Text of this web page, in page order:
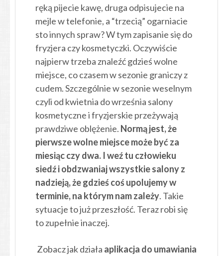
ręką pijecie kawę, druga odpisujecie na
mejle w telefonie, a “trzecią” ogarniacie
sto innych spraw? W tym zapisanie się do
fryzjera czy kosmetyczki. Oczywiście
najpierw trzeba znaleźć gdzieś wolne
miejsce, co czasem w sezonie graniczy z
cudem. Szczególnie w sezonie weselnym
czyli od kwietnia do września salony
kosmetyczne i fryzjerskie przeżywają
prawdziwe oblężenie. Normą jest, że
pierwsze wolne miejsce może być za
miesiąc czy dwa. I weź tu człowieku
siedź i obdzwaniaj wszystkie salony z
nadzieją, że gdzieś coś upolujemy w
terminie, na którym nam zależy. Takie
sytuacje to już przeszłość. Teraz robi się
to zupełnie inaczej.
Zobacz jak działa aplikacja do umawiania